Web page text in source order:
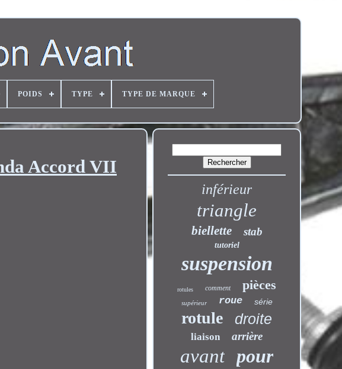
POIDS TYPE TYPE DE MARQUE
Accord VII
inférieur
triangle
biellette stab
tutoriel
suspension
rotules comment pièces
supérieur roue série
rotule droite
liaison arrière
avant pour